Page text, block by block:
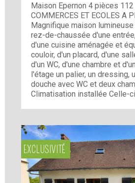
Maison Epernon 4 pièces 112
COMMERCES ET ECOLES A
Magnifique maison
rez-de-chaussée d'une
d'une cuisine aménagée et
couloir, d'un placard, d'une
d'un WC, d'une chambre et
l'étage un palier, un dressing,
douche avec WC et deux
Climatisation installée Celle-
EXCLUSIVITÉ